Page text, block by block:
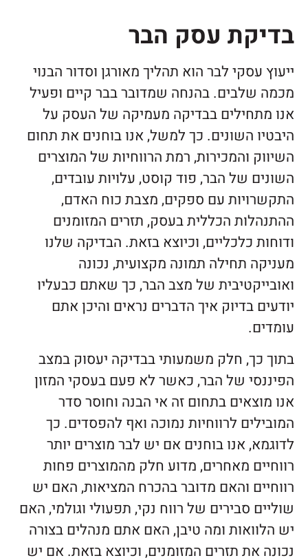
בדיקת עסק הבר
ייעוץ עסקי לבר הוא תהליך מאורגן וסדור הבנוי
מכמה שלבים. בהנחה שמדובר בבר קיים ופעיל
אנו מתחילים בבדיקה מעמיקה של העסק על
היבטיו השונים. כך למשל, אנו בוחנים את תחום
השיווק והמכירות, רמת הרווחיות של המוצרים
השונים של הבר, פוד קוסט, עלויות עובדים,
התקשרויות עם ספקים, מצבת כוח האדם,
ההתנהלות הכללית בעסק, תזרים המזומנים
ודוחות כלכליים, וכיוצא בזאת. הבדיקה שלנו
מעניקה תחילה תמונה מקצועית, נכונה
ואובייקטיבית של מצב הבר, כך שאתם כבעליו
יודעים בדיוק איך הדברים נראים והיכן אתם
עומדים.
בתוך כך, חלק משמעותי בבדיקה יעסוק במצב
הפיננסי של הבר, כאשר לא פעם בעסקי המזון
אנו מוצאים בתחום זה אי הבנה וחוסר סדר
המובילים לרווחיות נמוכה ואף להפסדים. כך
לדוגמא, אנו בוחנים אם יש לבר מוצרים יותר
רווחיים מאחרים, מדוע חלק מהמוצרים פחות
רווחיים והאם מדובר בהכרח המציאות, האם יש
שוליים סבירים של רווח נקי, תפעולי וגולמי, האם
יש הלוואות ומה טיבן, האם אתם מנהלים בצורה
נכונה את תזרים המזומנים, וכיוצא בזאת. אם יש